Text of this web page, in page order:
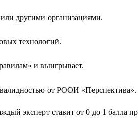
другими организациями.
технологий.
и выигрывает.
от РООИ «Перспектива».
эксперт ставит от 0 до 1 балла